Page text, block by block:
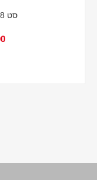
סט 18 צלחות קורנינג Cherish